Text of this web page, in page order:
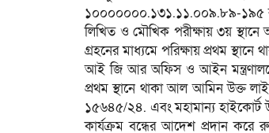
১০০০০০০০.১৩১.১১.০০৯.৮৯-১৯৫
লিখিত ও মৌখিক পরীক্ষায় ৩য়
গ্রহনের মাধ্যমে পরিক্ষায় প্রথম
আই জি আর অফিস ও আইন মন্ত্রণালয়ে
প্রথম স্থানে থাকা আল আমিন উক্ত
১৫৬৪৫/২৪. এবং মহামান্য হাইকোর্ট
কার্যক্রম বন্ধের আদেশ প্রদান